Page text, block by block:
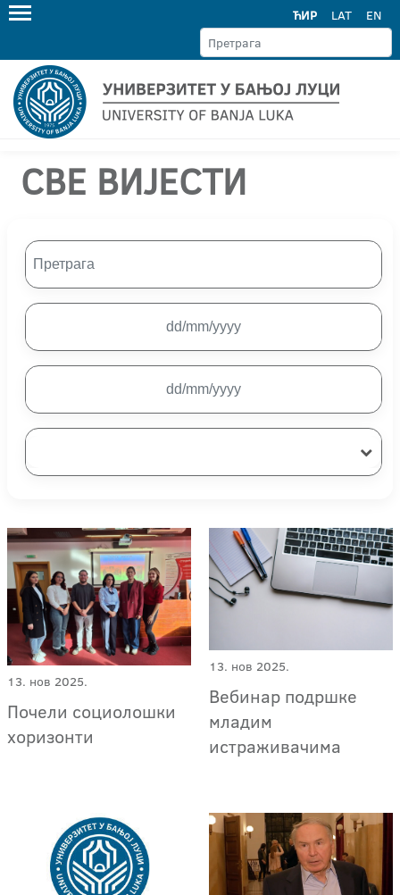
ЋИР LAT EN
СВЕ ВИЈЕСТИ
13. нов 2025.
Почели социолошки
хоризонти
13. нов 2025.
Вебинар подршке
младим
истраживачима